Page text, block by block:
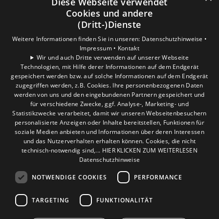
Cookies und andere
(Dritt-)Dienste
Weitere Informationen finden Sie in unseren: Datenschutzhinweise •
Impressum • Kontakt
Wir und auch Dritte verwenden auf unserer Webseite
Technologien, mit Hilfe derer Informationen auf dem Endgerät
gespeichert werden bzw. auf solche Informationen auf dem Endgerät
zugegriffen werden, z.B. Cookies. Ihre personenbezogenen Daten
werden von uns und den eingebundenen Partnern gespeichert und
für verschiedene Zwecke, ggf. Analyse-, Marketing- und
Statistikzwecke verarbeitet, damit wir unseren Webseitenbesuchern
personalisierte Anzeigen oder Inhalte bereitstellen, Funktionen für
soziale Medien anbieten und Informationen über deren Interessen
und das Nutzerverhalten erhalten können. Cookies, die nicht
technisch-notwendig sind,... HIER KLICKEN ZUM WEITERLESEN
Datenschutzhinweise
NOTWENDIGE COOKIES PERFORMANCE
TARGETING FUNKTIONALITÄT